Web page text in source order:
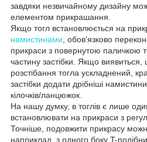
завдяки незвичайному дизайну
елементом прикрашання.
Якщо тогл встановлюється на
намистинами , обов'язково
прикраси з повернутою паличкою
частину застібки. Якщо
розстібання тогла ускладнений,
застібки додати дрібніші
кілочків/ланцюжок.
На нашу думку, в тоглів є лише
встановлювати на прикраси з
Точніше, подовжити прикрасу
наприклад, з одного боку T-